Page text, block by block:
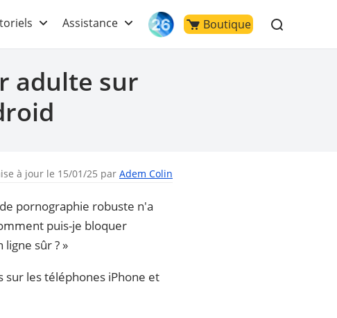
Assistance Boutique
adulte sur
à jour le 15/01/25 par Adem Colin
pornographie robuste n'a
puis-je bloquer
sûr ? »
sur les téléphones iPhone et